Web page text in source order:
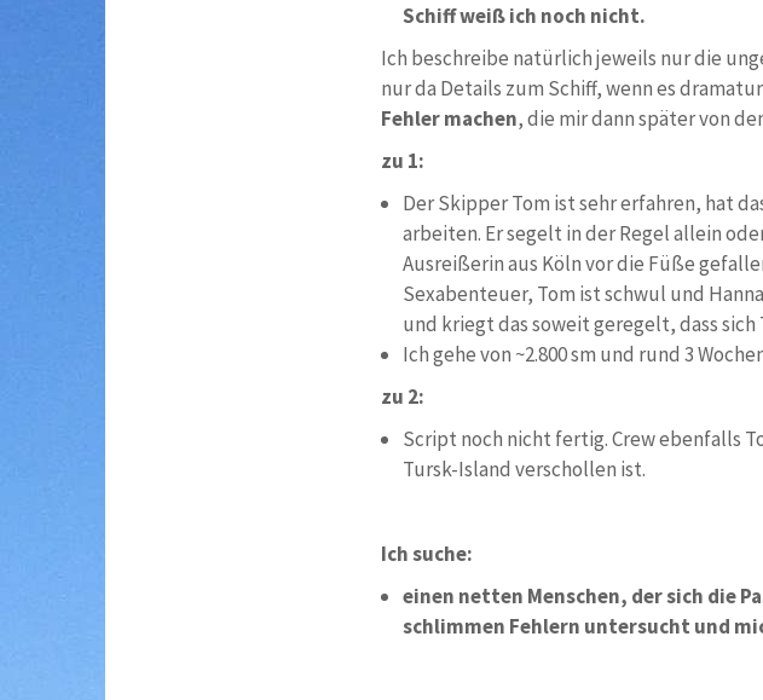
Schiff weiß ich noch nicht.
Ich beschreibe natürlich jeweils nur die
nur da Details zum Schiff, wenn es
Fehler machen, die mir dann später von
zu 1:
Der Skipper Tom ist sehr erfahren, hat
arbeiten. Er segelt in der Regel allein
Ausreißerin aus Köln vor die Füße
Sexabenteuer, Tom ist schwul und
und kriegt das soweit geregelt, dass sich
Ich gehe von ~2.800 sm und rund 3
zu 2:
Script noch nicht fertig. Crew ebenfalls
Tursk-Island verschollen ist.
Ich suche:
einen netten Menschen, der sich die
schlimmen Fehlern untersucht und